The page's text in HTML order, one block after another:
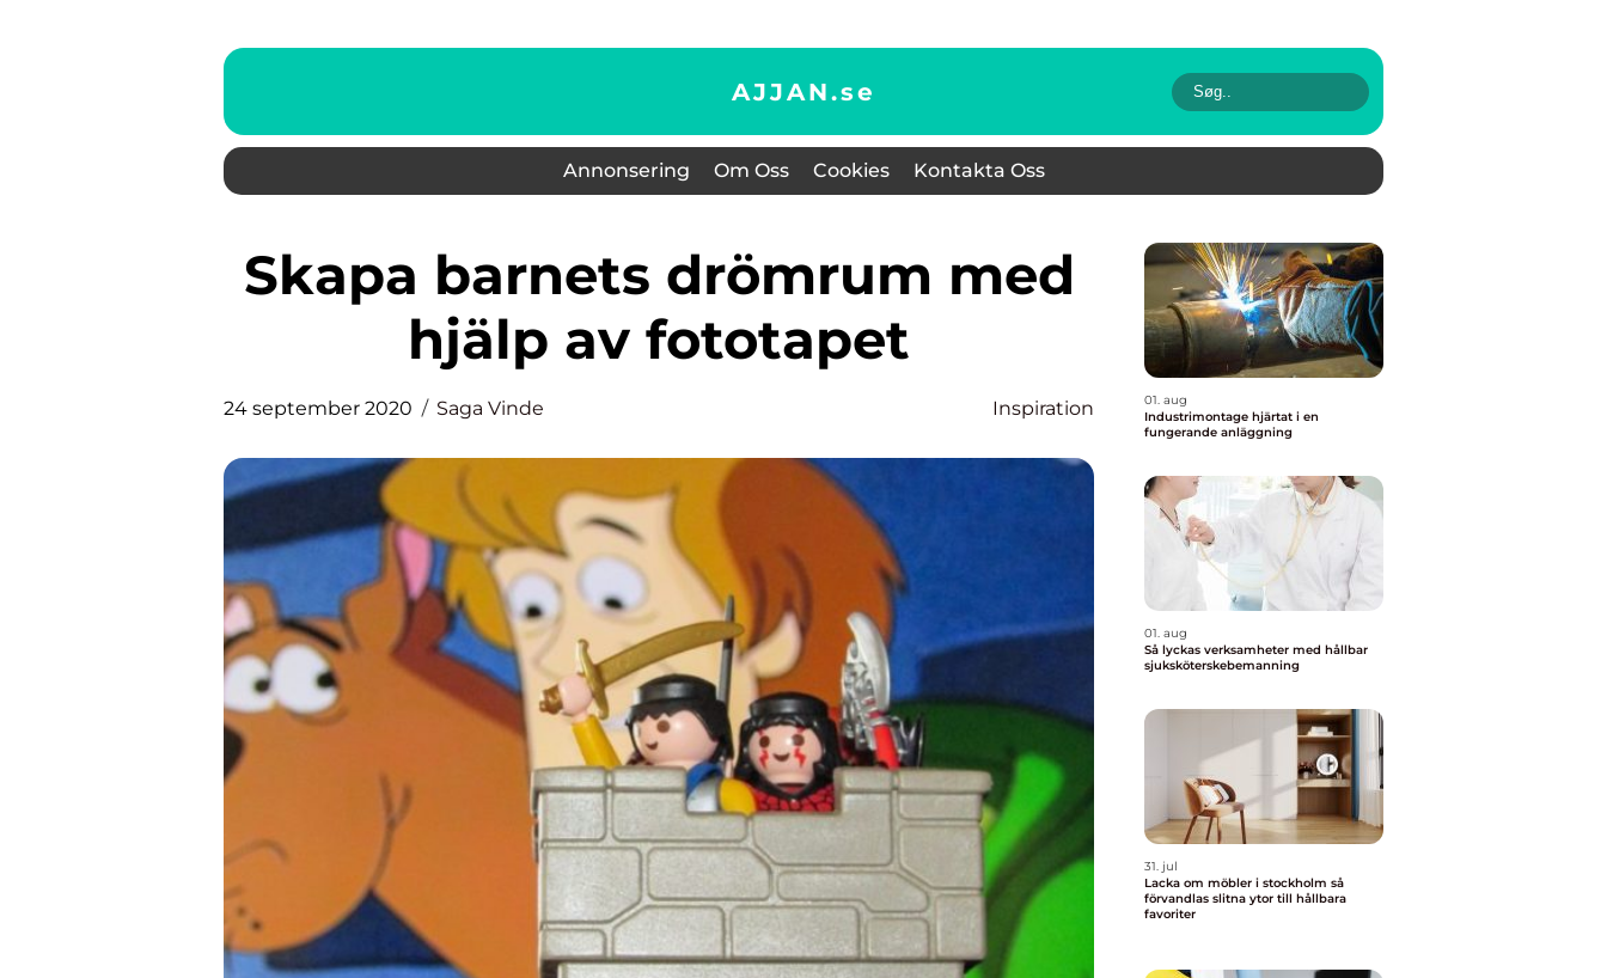
AJJAN.se
Annonsering Om Oss Cookies Kontakta Oss
Skapa barnets drömrum med
hjälp av fototapet
24 september 2020 Saga Vinde Inspiration
01. aug
Industrimontage hjärtat i en
fungerande anläggning
01. aug
Så lyckas verksamheter med hållbar
sjuksköterskebemanning
31. jul
Lacka om möbler i stockholm så
förvandlas slitna ytor till hållbara
favoriter